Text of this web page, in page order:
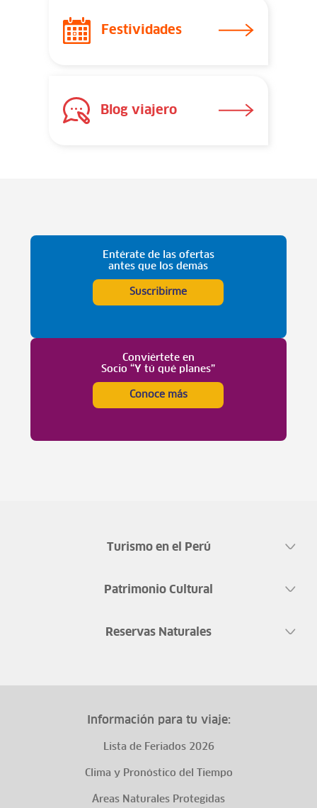
Festividades
Blog viajero
Entérate de las ofertas
antes que los demás
Suscribirme
Conviértete en
Socio “Y tú qué planes”
Conoce más
Turismo en el Perú
Patrimonio Cultural
Reservas Naturales
Información para tu viaje:
Lista de Feriados 2026
Clima y Pronóstico del Tiempo
Áreas Naturales Protegidas